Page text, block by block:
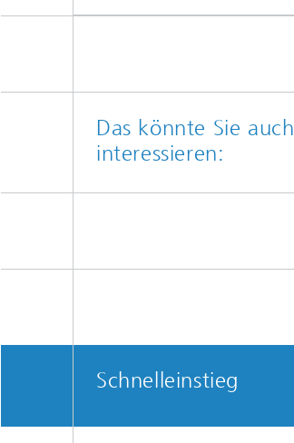
Das könnte Sie auch
interessieren:
Schnelleinstieg